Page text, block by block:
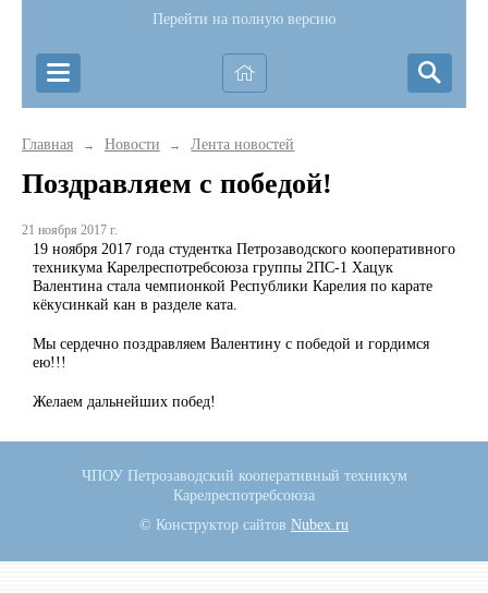
Перейти на полную версию
Главная → Новости → Лента новостей
Поздравляем с победой!
21 ноября 2017 г.
19 ноября 2017 года студентка Петрозаводского кооперативного
техникума Карелреспотребсоюза группы 2ПС-1 Хацук
Валентина стала чемпионкой Республики Карелия по карате
кёкусинкай кан в разделе ката.
Мы сердечно поздравляем Валентину с победой и гордимся
ею!!!
Желаем дальнейших побед!
ЧПОУ Петрозаводский кооперативный техникум
Карелреспотребсоюза
© Конструктор сайтов Nubex.ru